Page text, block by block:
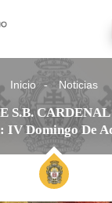
Inicio Noticias
S.B.
Domingo De